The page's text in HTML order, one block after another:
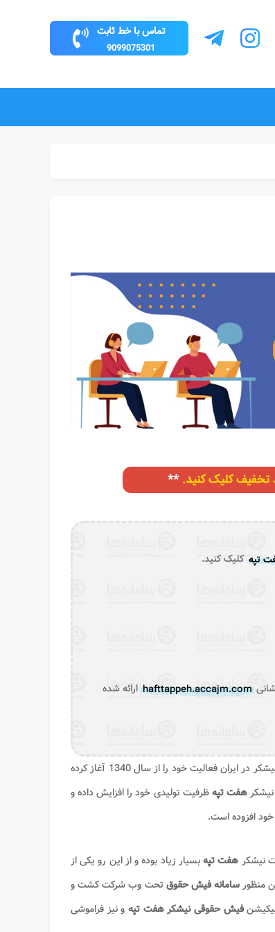
تماس با خط ثابت
9099075301
تپهکلیک کنید.
hafttappeh.accajm.com ارائه شده
شرکت کشت و صنعت نیشکر هفت تپه به عنوان یکی از قدیمی ترین شرکت های تولید شکر از نیشکر در ایران فعالیت خود را از سال 1340 آغاز کرده
هفت تپهظرفیت تولیدی خود را افزایش داده و
افزوده است.
نیشکر هفت تپهبسیار زیاد بوده و از این رو یکی از
منظورسامانه فیش حقوق تحت وب شرکت کشت و
فیش حقوقی نیشکر هفت تپه و نیز فراموشی